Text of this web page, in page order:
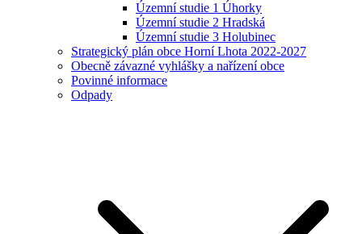
Územní studie 1 Úhorky
Územní studie 2 Hradská
Územní studie 3 Holubinec
Strategický plán obce Horní Lhota 2022-2027
Obecně závazné vyhlášky a nařízení obce
Povinné informace
Odpady